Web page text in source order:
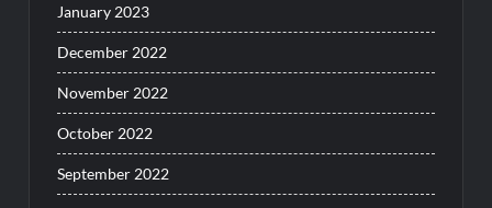
January 2023
December 2022
November 2022
October 2022
September 2022